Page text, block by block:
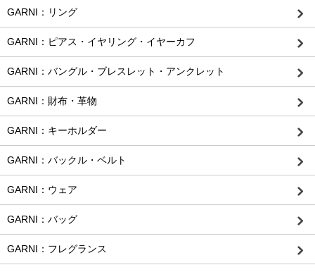
GARNI：リング
GARNI：ピアス・イヤリング・イヤーカフ
GARNI：バングル・ブレスレット・アンクレット
GARNI：財布・革物
GARNI：キーホルダー
GARNI：バックル・ベルト
GARNI：ウェア
GARNI：バッグ
GARNI：フレグランス